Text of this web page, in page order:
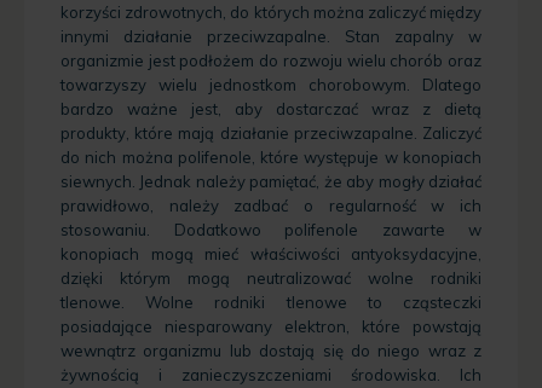
korzyści zdrowotnych, do których można zaliczyć między
innymi działanie przeciwzapalne. Stan zapalny w
organizmie jest podłożem do rozwoju wielu chorób oraz
towarzyszy wielu jednostkom chorobowym. Dlatego
bardzo ważne jest, aby dostarczać wraz z dietą
produkty, które mają działanie przeciwzapalne. Zaliczyć
do nich można polifenole, które występuje w konopiach
siewnych. Jednak należy pamiętać, że aby mogły działać
prawidłowo, należy zadbać o regularność w ich
stosowaniu. Dodatkowo polifenole zawarte w
konopiach mogą mieć właściwości antyoksydacyjne,
dzięki którym mogą neutralizować wolne rodniki
tlenowe. Wolne rodniki tlenowe to cząsteczki
posiadające niesparowany elektron, które powstają
wewnątrz organizmu lub dostają się do niego wraz z
żywnością i zanieczyszczeniami środowiska. Ich